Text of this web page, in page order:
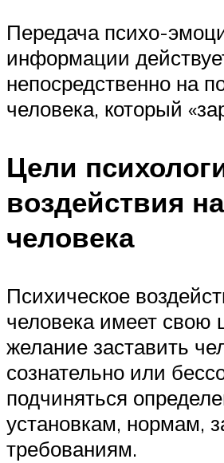
Передача психо-
информации
непосредственно на
человека, который
Цели
воздействия на
человека
Психическое
человека имеет свою
желание заставить
сознательно или
подчиняться
установкам, нормам,
требованиям.